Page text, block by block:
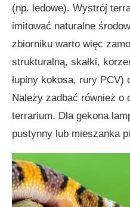
(np. ledowe). Wystrój
imitować naturalne
zbiorniku warto więc
strukturalną, skałki,
łupiny kokosa, rury
Należy zadbać również o
terrarium. Dla gekona
pustynny lub mieszanka